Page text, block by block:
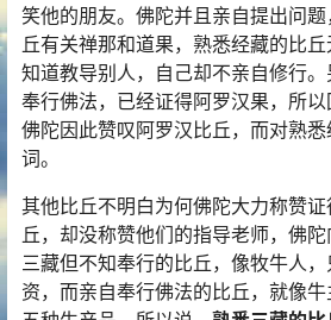
笑他的朋友。佛陀并且亲自提出问
丘有关禅那和道果，熟悉经藏的比
知道教导别人，自己却不亲自修行
奉行佛法，已经证得阿罗汉果，所以
佛陀因此赞叹阿罗汉比丘，而对熟
词。
其他比丘不明白为何佛陀大力称赞
丘，却没称赞他们的指导老师，佛
三藏但不知奉行的比丘，像牧牛人
资，而亲自奉行佛法的比丘，就像